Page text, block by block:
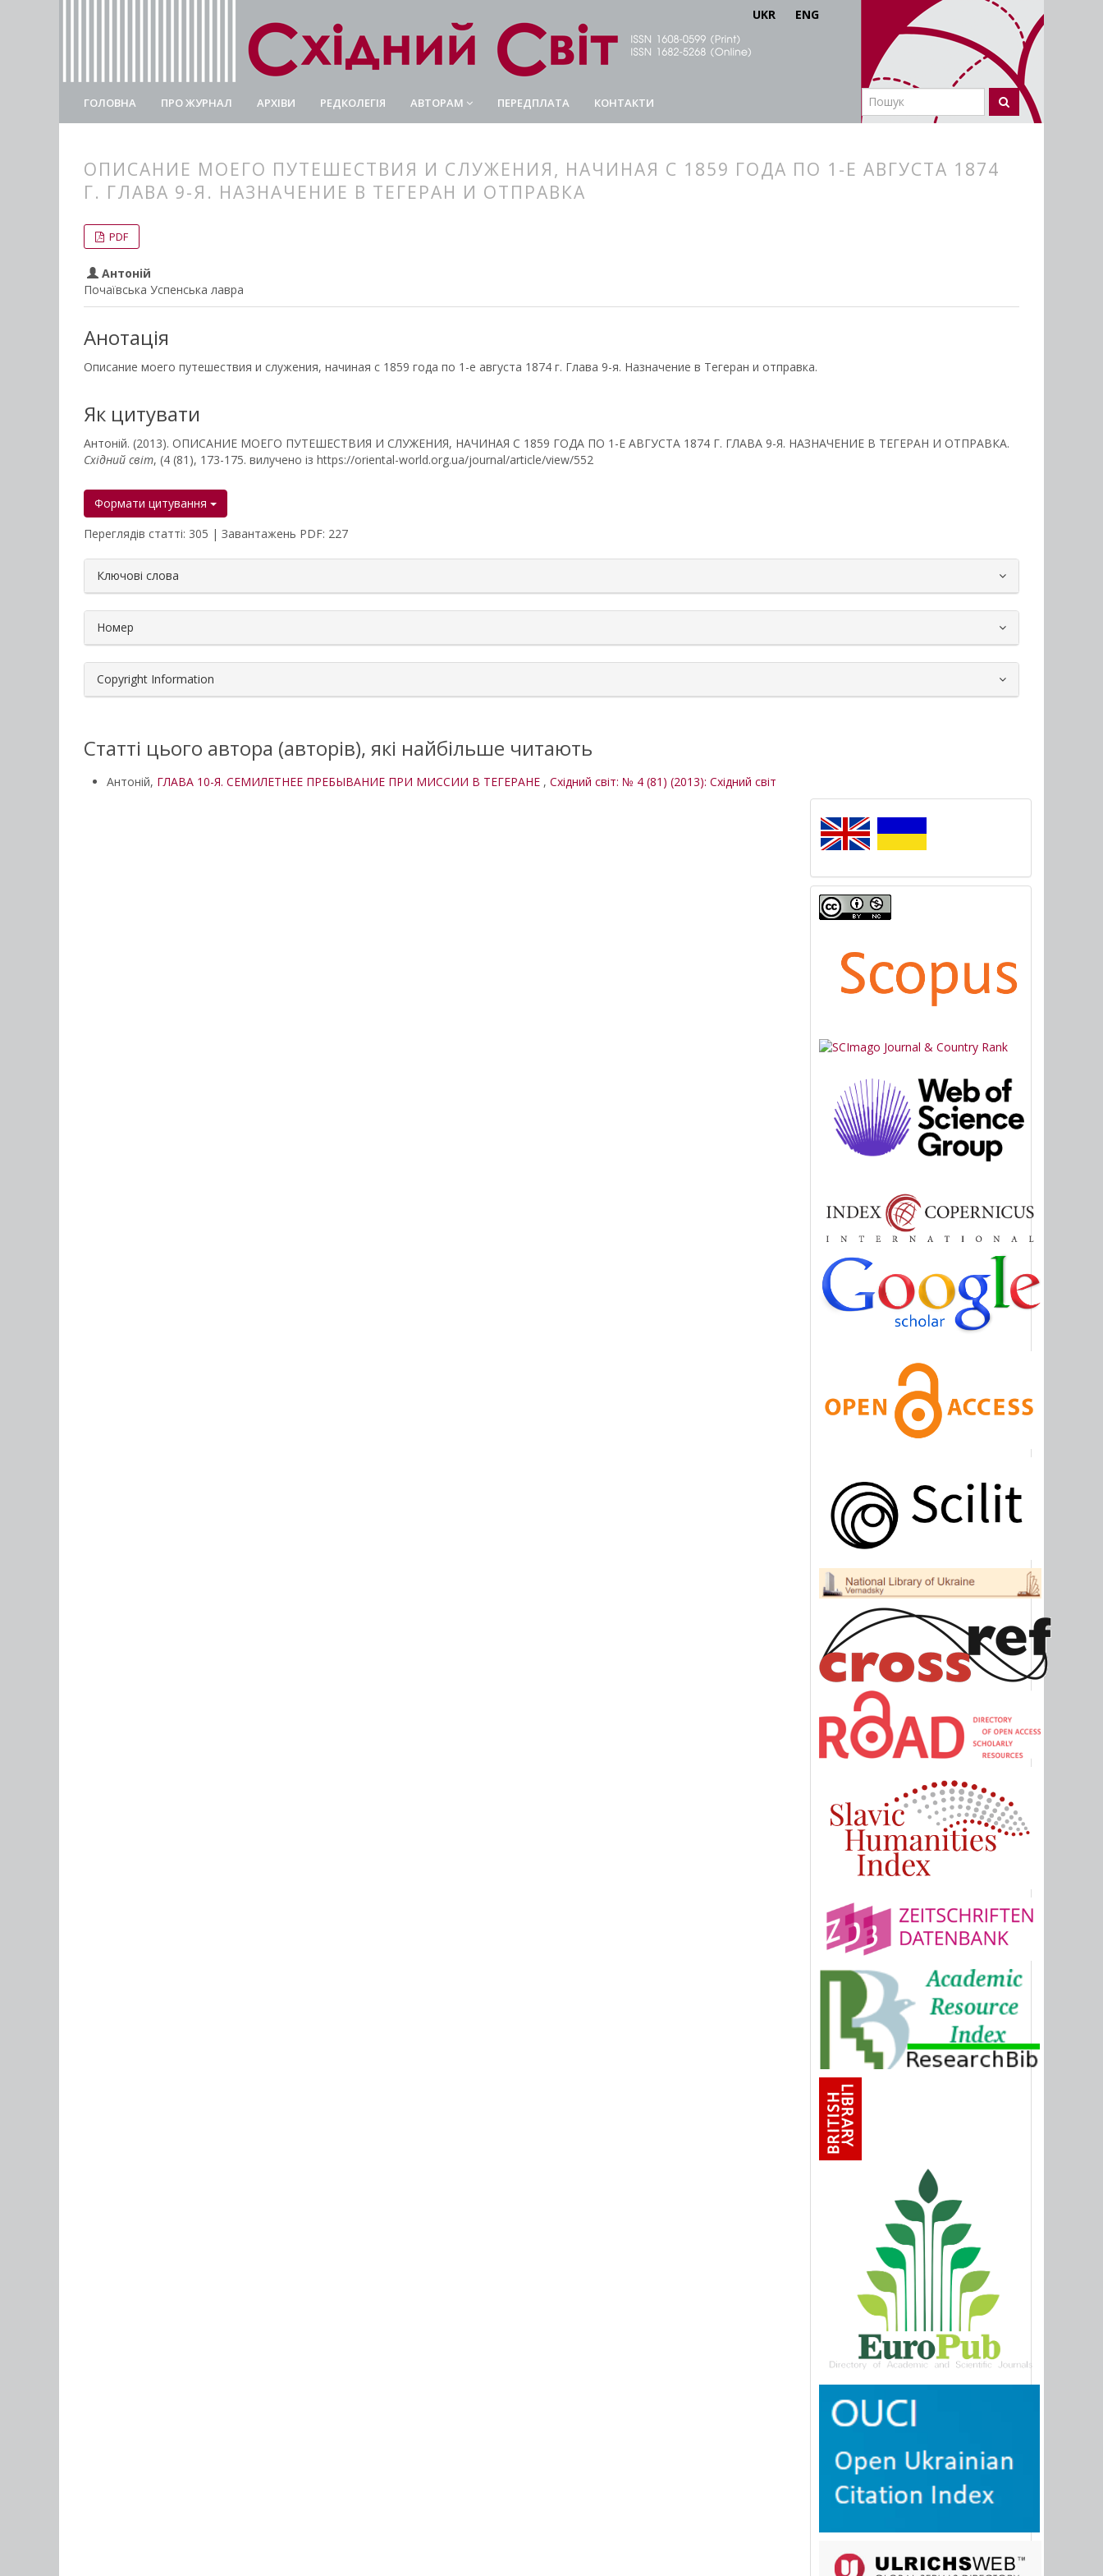
UKR ENG
ГОЛОВНА ПРО ЖУРНАЛ АРХІВИ РЕДКОЛЕГІЯ АВТОРАМ ПЕРЕДПЛАТА КОНТАКТИ
ОПИСАНИЕ МОЕГО ПУТЕШЕСТВИЯ И СЛУЖЕНИЯ, НАЧИНАЯ С 1859 ГОДА ПО 1-Е АВГУСТА 1874
Г. ГЛАВА 9-Я. НАЗНАЧЕНИЕ В ТЕГЕРАН И ОТПРАВКА
##plugins.themes.bootstrap3.article.main##
##plugins.themes.bootstrap3.article.sidebar##
PDF
Антоній
Почаївська Успенська лавра
Анотація
Описание моего путешествия и служения, начиная с 1859 года по 1-е августа 1874 г. Глава 9-я. Назначение в Тегеран и отправка.
Як цитувати
Антоній. (2013). ОПИСАНИЕ МОЕГО ПУТЕШЕСТВИЯ И СЛУЖЕНИЯ, НАЧИНАЯ С 1859 ГОДА ПО 1-Е АВГУСТА 1874 Г. ГЛАВА 9-Я. НАЗНАЧЕНИЕ В ТЕГЕРАН И ОТПРАВКА.
Східний світ, (4 (81), 173-175. вилучено із https://oriental-world.org.ua/journal/article/view/552
Формати цитування
Переглядів статті: 305 | Завантажень PDF: 227
##plugins.themes.bootstrap3.article.details##
Ключові слова
Номер
Copyright Information
Статті цього автора (авторів), які найбільше читають
Антоній, ГЛАВА 10-Я. СЕМИЛЕТНЕЕ ПРЕБЫВАНИЕ ПРИ МИССИИ В ТЕГЕРАНЕ , Східний світ: № 4 (81) (2013): Східний світ